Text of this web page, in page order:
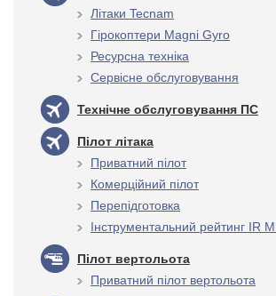
Літаки Tecnam
Гірокоптери Magni Gyro
Ресурсна техніка
Сервісне обслуговування
Технічне обслуговування ПС
Пілот літака
Приватний пілот
Комерційний пілот
Перепідготовка
Інструментальний рейтинг IR
Пілот вертольота
Приватний пілот вертольота